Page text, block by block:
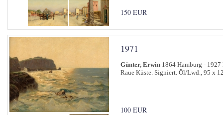
150 EUR
1971
Günter, Erwin 1864 Hamburg - 1927
Raue Küste. Signiert. Öl/Lwd., 95 x
100 EUR